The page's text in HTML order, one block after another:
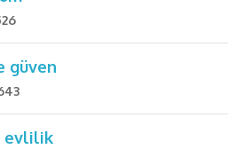
güven
evlilik